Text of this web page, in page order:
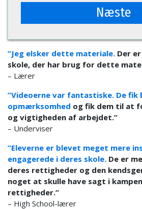
Næste
”Jeg elsker dette materiale. Der
skole, der har brug for dette
– Lærer
”Videoerne var fantastiske. De fik
opmærksomhed og fik dem til at
og vigtigheden af arbejdet.”
– Underviser
”Eleverne er blevet meget mere
engagerede i deres skole. De er
deres rettigheder og den
noget at skulle have sagt i
rettigheder.”
– High School-lærer